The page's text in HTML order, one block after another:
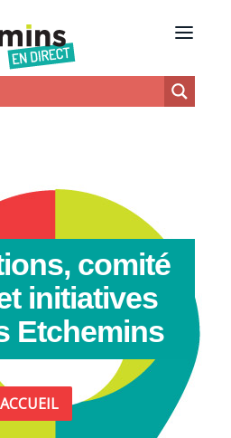
comité
initiatives
Etchemins
ACCUEIL